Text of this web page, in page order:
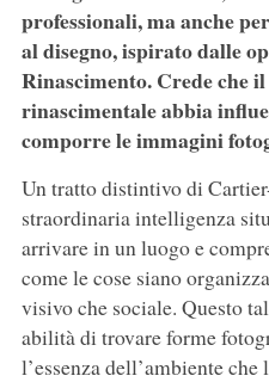
professionali, ma anche
al disegno, ispirato dalle
Rinascimento. Crede che
rinascimentale abbia
comporre le immagini
Un tratto distintivo di
straordinaria intelligenza
arrivare in un luogo e
come le cose siano
visivo che sociale. Questo
abilità di trovare forme
l’essenza dell’ambiente che